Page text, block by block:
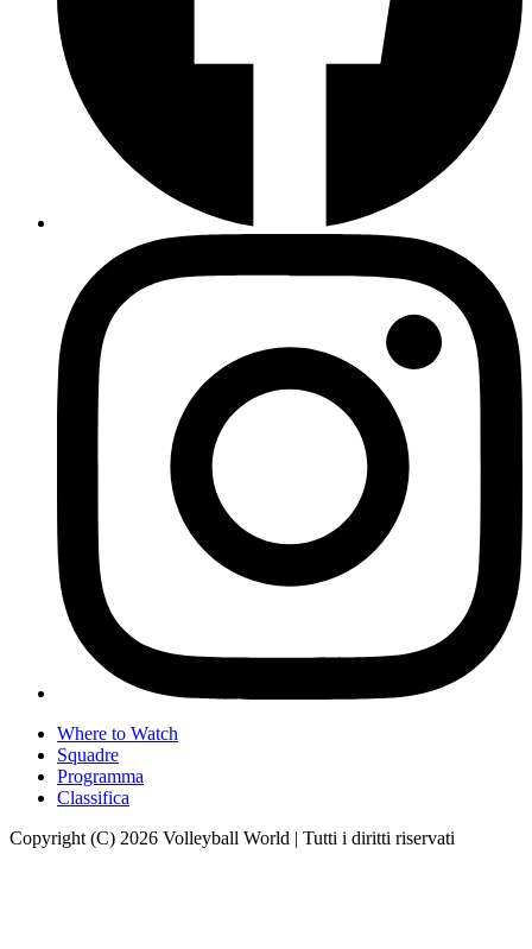
Where to Watch
Squadre
Programma
Classifica
Copyright (C) 2026 Volleyball World | Tutti i diritti riservati